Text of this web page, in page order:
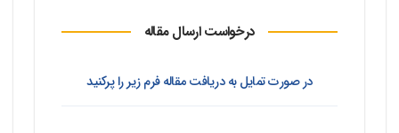
درخواست ارسال مقاله
در صورت تمایل به دریافت مقاله فرم زیر را پرکنید